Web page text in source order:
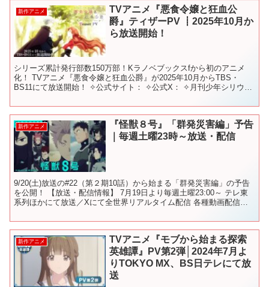
新作アニメ
TVアニメ『悪食令嬢と狂血公
爵』ティザーPV ┋2025年10月か
ら放送開始！
シリーズ累計発行部数150万部！Kラノベブックスfから初のアニメ
化！ TVアニメ『悪食令嬢と狂血公爵』が2025年10月からTBS・
BS11にて放送開始！ ✧公式サイト： ✧公式X： ✧月刊少年シリウス
新作アニメ
『怪獣８号』「群発災害編」予告
｜毎週土曜23時～放送・配信
9/20(土)放送の#22（第２期10話）から始まる「群発災害編」の予告
を公開！ 【放送・配信情報】 7月19日より毎週土曜23:00～ テレ東
系列ほかにて放送／Xにて全世界リアルタイム配信 各種動画配信サ
新作アニメ
TVアニメ『モブから始まる探索
英雄譚』PV第2弾│2024年7月よ
りTOKYO MX、BS日テレにて放
送